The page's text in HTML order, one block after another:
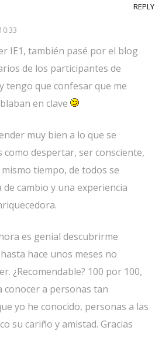
IE1, también pasé por el blog
de los participantes de
tengo que confesar que me
en clave
muy bien a lo que se
despertar, ser consciente,
tiempo, de todos se
cambio y una experiencia
es genial descubrirme
hace unos meses no
¿Recomendable? 100 por 100,
conocer a personas tan
yo he conocido, personas a las
su cariño y amistad. Gracias
REPLY